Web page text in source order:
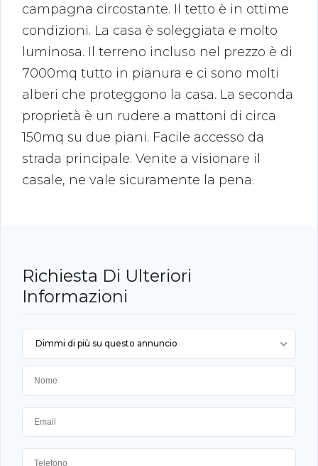
campagna circostante. Il tetto è in ottime
condizioni. La casa è soleggiata e molto
luminosa. Il terreno incluso nel prezzo è di
7000mq tutto in pianura e ci sono molti
alberi che proteggono la casa. La seconda
proprietà è un rudere a mattoni di circa
150mq su due piani. Facile accesso da
strada principale. Venite a visionare il
casale, ne vale sicuramente la pena.
Richiesta Di Ulteriori
Informazioni
Dimmi di più su questo annuncio